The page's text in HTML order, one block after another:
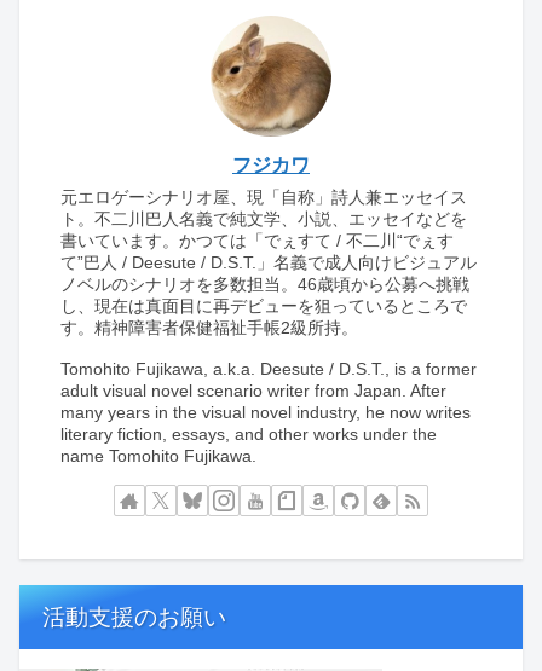
フジカワ
元エロゲーシナリオ屋、現「自称」詩人兼エッセイス
ト。不二川巴人名義で純文学、小説、エッセイなどを
書いています。かつては「でぇすて / 不二川“でぇす
て”巴人 / Deesute / D.S.T.」名義で成人向けビジュアル
ノベルのシナリオを多数担当。46歳頃から公募へ挑戦
し、現在は真面目に再デビューを狙っているところで
す。精神障害者保健福祉手帳2級所持。
Tomohito Fujikawa, a.k.a. Deesute / D.S.T., is a former
adult visual novel scenario writer from Japan. After
many years in the visual novel industry, he now writes
literary fiction, essays, and other works under the
name Tomohito Fujikawa.
活動支援のお願い